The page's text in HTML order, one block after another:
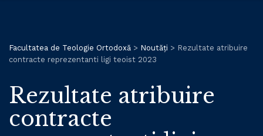
Facultatea de Teologie Ortodoxă > Noutăți > Rezultate atribuire
contracte reprezentanti ligi teoist 2023
Rezultate atribuire
contracte